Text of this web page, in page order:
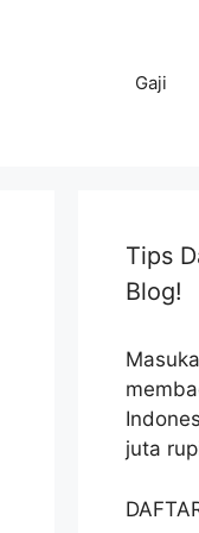
Gaji
Tips
Blog!
juta